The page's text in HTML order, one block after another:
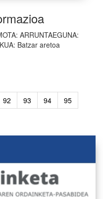
ARRUNTAEGUNA:
Batzar aretoa
92 93 94
95